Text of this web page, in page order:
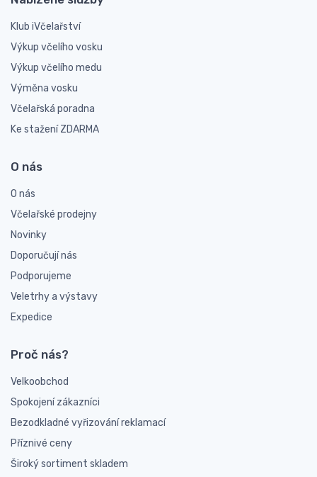
Klub iVčelařství
Výkup včelího vosku
Výkup včelího medu
Výměna vosku
Včelařská poradna
Ke stažení ZDARMA
O nás
O nás
Včelařské prodejny
Novinky
Doporučují nás
Podporujeme
Veletrhy a výstavy
Expedice
Proč nás?
Velkoobchod
Spokojení zákazníci
Bezodkladné vyřizování reklamací
Příznivé ceny
Široký sortiment skladem